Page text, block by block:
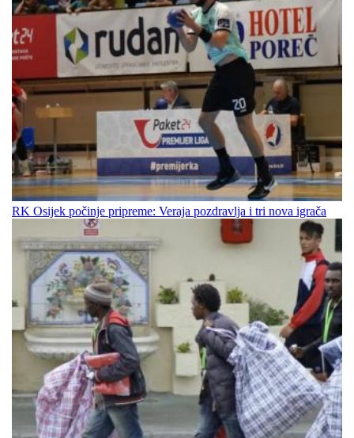
RK Osijek počinje pripreme: Veraja pozdravlja i tri nova igrača